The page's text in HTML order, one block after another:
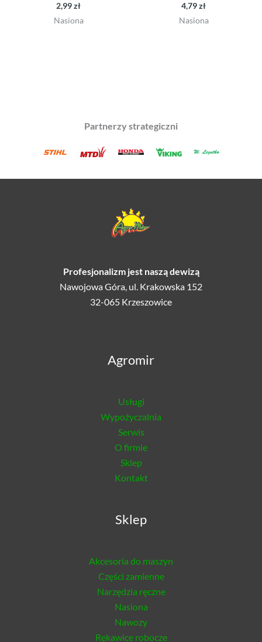
2,99zł
Nasiona
4,79zł
Nasiona
Partnerzy strategiczni
Profesjonalizm jest naszą dewizą
Nawojowa Góra, ul. Krakowska 152
32-065 Krzeszowice
Agromir
Usługi
Wypożyczalnia
Serwis
O firmie
Sklep
Kontakt
Sklep
Akcesoria do maszyn
Części zamienne
Narzędzia ręczne
Nasiona
Nawozy
Rękawice robocze